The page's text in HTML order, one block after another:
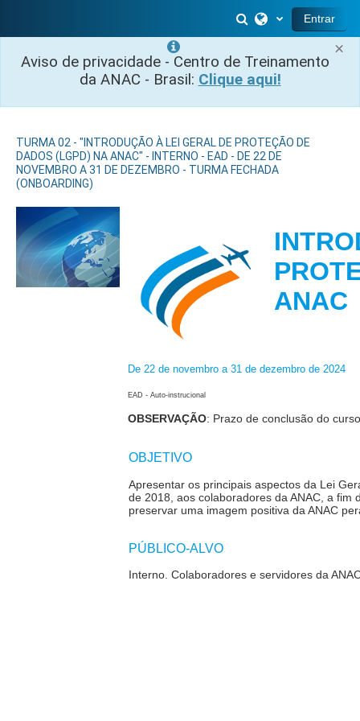
×
Aviso de privacidade - Centro de Treinamento
da ANAC - Brasil: Clique aqui!
Selector de
Entrar
TURMA 02 - "INTRODUÇÃO À LEI GERAL DE PROTEÇÃO DE
DADOS (LGPD) NA ANAC" - INTERNO - EAD - DE 22 DE
NOVEMBRO A 31 DE DEZEMBRO - TURMA FECHADA
(ONBOARDING)
De 22 de novembro a 31 de dezembro de 2024
EAD - Auto-instrucional
OBSERVAÇÃO: Prazo de conclusão do
OBJETIVO
Apresentar os principais aspectos da Lei
de 2018, aos colaboradores da ANAC, a
preservar uma imagem positiva da ANAC
PÚBLICO-ALVO
Interno. Colaboradores e servidores da